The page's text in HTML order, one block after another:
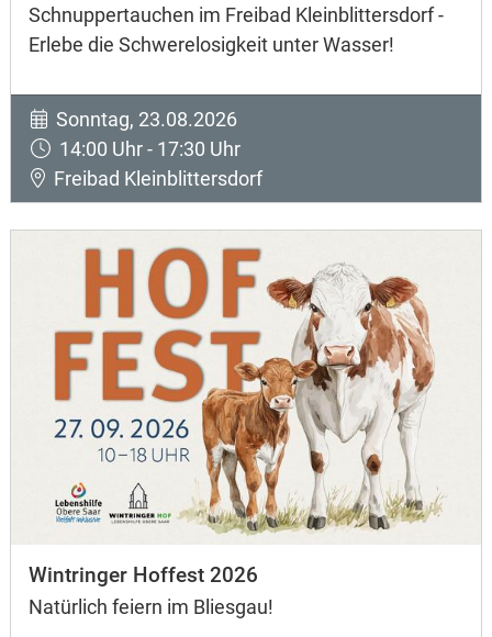
Schnuppertauchen im Freibad Kleinblittersdorf -
Erlebe die Schwerelosigkeit unter Wasser!
Sonntag, 23.08.2026
14:00 Uhr - 17:30 Uhr
Freibad Kleinblittersdorf
Wintringer Hoffest 2026
Natürlich feiern im Bliesgau!